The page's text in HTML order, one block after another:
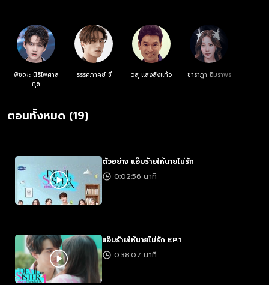
พิชญะ นิธิไพศาล
กุล
ธรรศภาคย์ ชี วสุ แสงสิงแก้ว ชาราฎา อิมราพร
ตอนทั้งหมด (19)
ตัวอย่าง แอ๊บร้ายให้นายไม่รัก
0:02:56 นาที
แอ๊บร้ายให้นายไม่รัก EP.1
0:38:07 นาที